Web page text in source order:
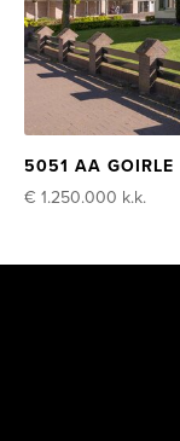
5051 AA GOIRLE
€ 1.250.000 k.k.